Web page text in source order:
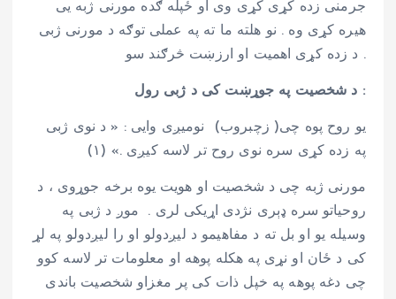
جرمنی زده کړی کړی وی او ځپله ګده مورنی ژبه یی
هیره کړی وه . نو هلته ما ته په عملی توګه د مورنی ژبی
د زده کړی اهمیت او ارزښت څرګند سو .
د شخصیت په جوړښت کی د ژبی رول :
یو روح پوه چی( زچبروب) نومیږی وایی : « د نوی ژبی
په زده کړی سره نوی روح تر لاسه کیږی .» (۱)
مورنی ژبه چی د شخصیت او هویت یوه برخه جوړوی ، د
روحیاتو سره ډېری نژدی اړیکی لری . موږ د ژبی په
وسیله یو او بل ته د مفاهیمو د لیږدولو او را لیږدولو په لړ
کی د ځان او نړی په هکله پوهه او معلومات تر لاسه کوو
چی دغه پوهه په خپل ذات کی پر مغزاو شخصیت باندی